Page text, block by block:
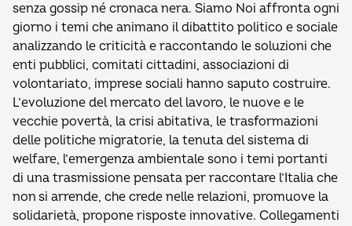
senza gossip né cronaca nera. Siamo Noi affronta ogni
giorno i temi che animano il dibattito politico e sociale
analizzando le criticità e raccontando le soluzioni che
enti pubblici, comitati cittadini, associazioni di
volontariato, imprese sociali hanno saputo costruire.
L’evoluzione del mercato del lavoro, le nuove e le
vecchie povertà, la crisi abitativa, le trasformazioni
delle politiche migratorie, la tenuta del sistema di
welfare, l’emergenza ambientale sono i temi portanti
di una trasmissione pensata per raccontare l’Italia che
non si arrende, che crede nelle relazioni, promuove la
solidarietà, propone risposte innovative. Collegamenti